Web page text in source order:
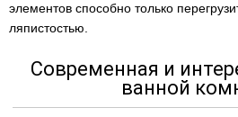
элементов способно только
ляпистостью.
Современная и
ванной